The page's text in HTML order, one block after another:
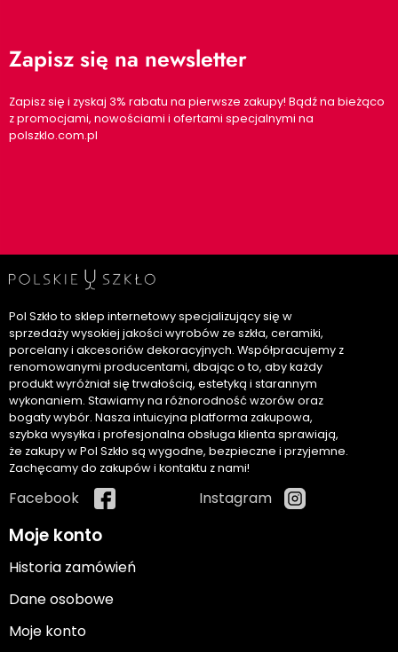
Zapisz się na newsletter
Zapisz się i zyskaj 3% rabatu na pierwsze zakupy! Bądź na bieżąco
z promocjami, nowościami i ofertami specjalnymi na
polszklo.com.pl
Pol Szkło to sklep internetowy specjalizujący się w
sprzedaży wysokiej jakości wyrobów ze szkła, ceramiki,
porcelany i akcesoriów dekoracyjnych. Współpracujemy z
renomowanymi producentami, dbając o to, aby każdy
produkt wyróżniał się trwałością, estetyką i starannym
wykonaniem. Stawiamy na różnorodność wzorów oraz
bogaty wybór. Nasza intuicyjna platforma zakupowa,
szybka wysyłka i profesjonalna obsługa klienta sprawiają,
że zakupy w Pol Szkło są wygodne, bezpieczne i przyjemne.
Zachęcamy do zakupów i kontaktu z nami!
Facebook Instagram
Moje konto
Historia zamówień
Dane osobowe
Moje konto